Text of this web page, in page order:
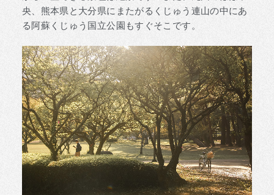
央、熊本県と大分県にまたがるくじゅう連山の中にあ
る阿蘇くじゅう国立公園もすぐそこです。